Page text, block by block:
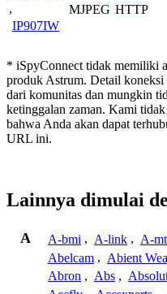
,
IP907IW
MJPEG HTTP
* iSpyConnect tidak memiliki
produk Astrum. Detail koneksi
dari komunitas dan mungkin
ketinggalan zaman. Kami
bahwa Anda akan dapat
URL ini.
Lainnya dimulai
A A-bmi , A-link , A-
Abelcam , Abient
Abron , Abs ,